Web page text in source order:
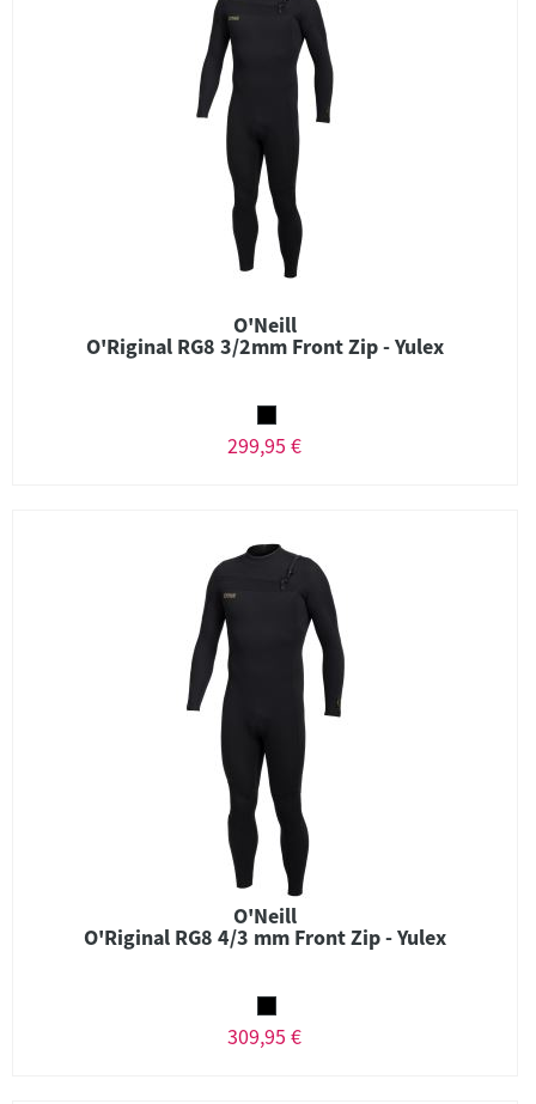
O'Neill
O'Riginal RG8 3/2mm Front Zip - Yulex
299,95 €
O'Neill
O'Riginal RG8 4/3 mm Front Zip - Yulex
309,95 €